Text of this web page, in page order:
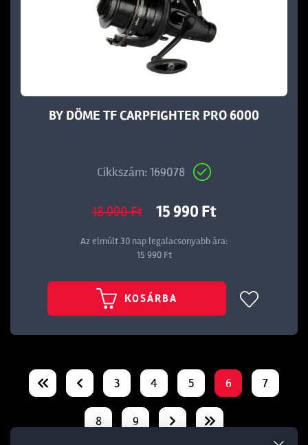
BY DÖME TF CARPFIGHTER PRO 6000
Cikkszám: 169078
18 990 Ft 15 990 Ft
Az elmúlt 30 nap legalacsonyabb ára:
15 990 Ft
KOSÁRBA
3 4 5 6 7
8 9